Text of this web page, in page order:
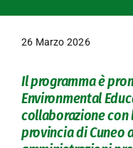
L’Agricoltore
Fotogallery
Lavora con noi
26 Marzo 2026
Il programma è
Environmental
collaborazione
provincia di Cuneo